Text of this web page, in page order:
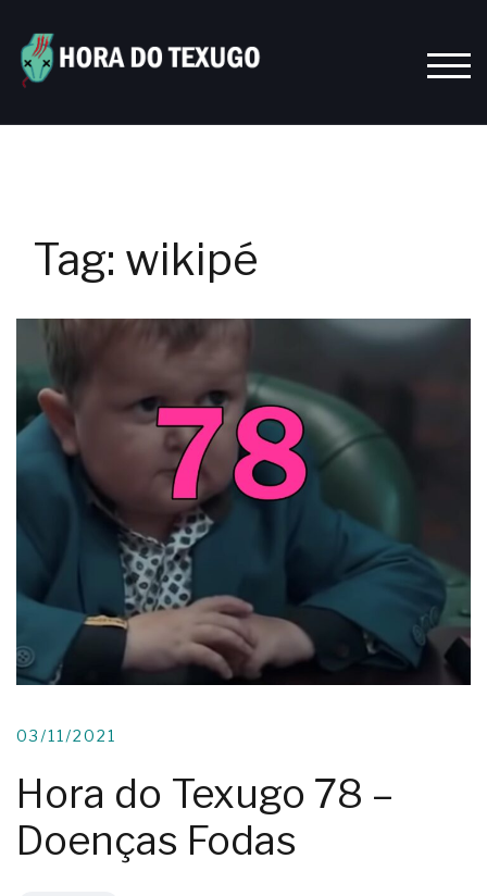
content
Tag: wikipé
03/11/2021
Hora do Texugo 78 –
Doenças Fodas